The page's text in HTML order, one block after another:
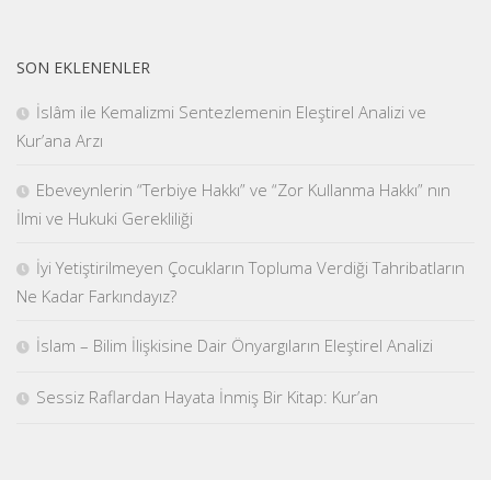
SON EKLENENLER
İslâm ile Kemalizmi Sentezlemenin Eleştirel Analizi ve
Kur’ana Arzı
Ebeveynlerin “Terbiye Hakkı” ve “Zor Kullanma Hakkı” nın
İlmi ve Hukuki Gerekliliği
İyi Yetiştirilmeyen Çocukların Topluma Verdiği Tahribatların
Ne Kadar Farkındayız?
İslam – Bilim İlişkisine Dair Önyargıların Eleştirel Analizi
Sessiz Raflardan Hayata İnmiş Bir Kitap: Kur’an